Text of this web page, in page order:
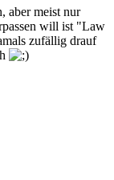
aber meist nur
will ist "Law
zufällig drauf